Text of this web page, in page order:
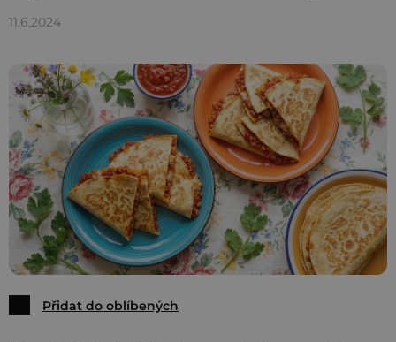
11.6.2024
Přidat do oblíbených